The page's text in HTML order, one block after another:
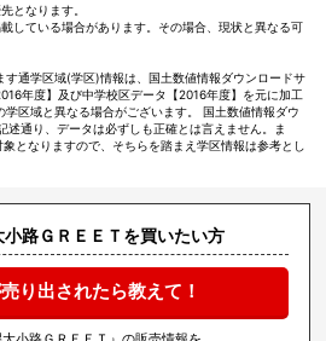
となります。
している場合があります。その場合、現状と異なる可
す通学区域(学区)情報は、国土数値情報ダウンロードサ
年度】及び中学校区データ【2016年度】を元に加工
学区域と異なる場合がございます。 国土数値情報ダウ
述通り、データは必ずしも正確とは言えません。ま
となりますので、そちらを踏まえ学区情報は参考とし
路ＧＲＥＥＴを買いたい方
り出されたら教えて！